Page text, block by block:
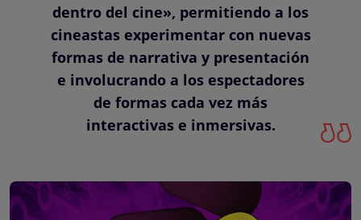
dentro del cine», permitiendo a los
cineastas experimentar con nuevas
formas de narrativa y presentación
e involucrando a los espectadores
de formas cada vez más
interactivas e inmersivas.